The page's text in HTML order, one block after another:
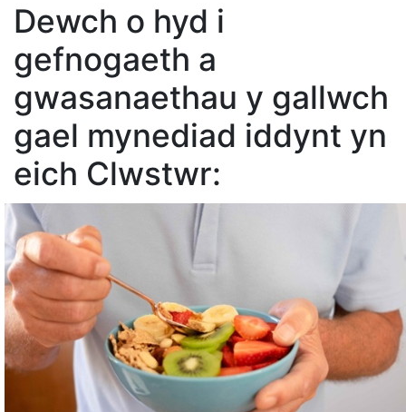
Dewch o hyd i
gefnogaeth a
gwasanaethau y gallwch
gael mynediad iddynt yn
eich Clwstwr: